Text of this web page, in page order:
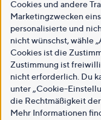
Cookies und andere
Marketingzwecken
personalisierte und
nicht wünschst, wähle
Cookies ist die
Zustimmung ist
nicht erforderlich. Du
unter „Cookie-
die Rechtmäßigkeit
Mehr Informationen